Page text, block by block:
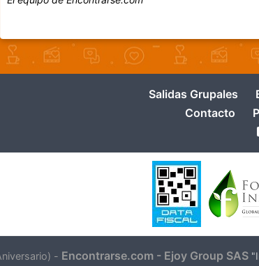
Salidas Grupales
Contacto
- Encontrarse.com - Ejoy Group SAS